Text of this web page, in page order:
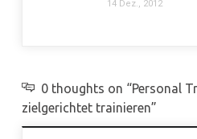
0 thoughts on “Personal
zielgerichtet trainieren”